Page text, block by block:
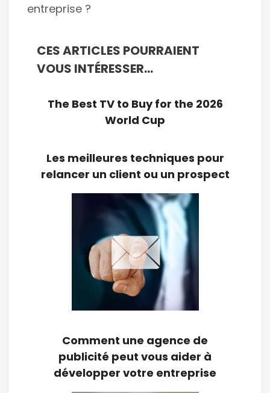
entreprise ?
CES ARTICLES POURRAIENT
VOUS INTÉRESSER...
The Best TV to Buy for the 2026
World Cup
Les meilleures techniques pour
relancer un client ou un prospect
Comment une agence de
publicité peut vous aider à
développer votre entreprise